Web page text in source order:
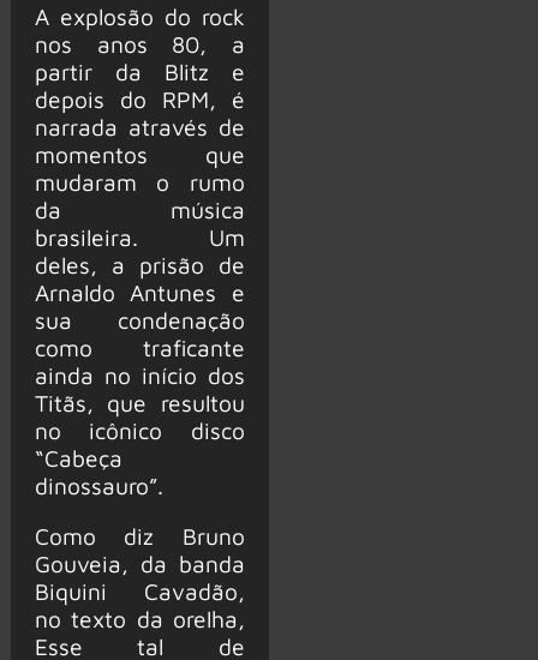
A explosão do rock
nos anos 80, a
partir da Blitz e
depois do RPM, é
narrada através de
momentos que
mudaram o rumo
da música
brasileira. Um
deles, a prisão de
Arnaldo Antunes e
sua condenação
como traficante
ainda no início dos
Titãs, que resultou
no icônico disco
“Cabeça
dinossauro”.
Como diz Bruno
Gouveia, da banda
Biquini Cavadão,
no texto da orelha,
Esse tal de